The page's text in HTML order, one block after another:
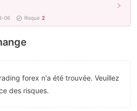
06 Risque 2
forex n'a été trouvée. Veuillez
des risques.